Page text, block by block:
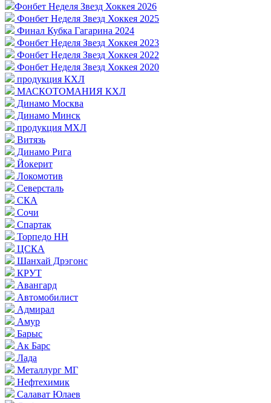
Фонбет Неделя Звезд Хоккея 2026
Фонбет Неделя Звезд Хоккея 2025
Финал Кубка Гагарина 2024
Фонбет Неделя Звезд Хоккея 2023
Фонбет Неделя Звезд Хоккея 2022
Фонбет Неделя Звезд Хоккея 2020
продукция КХЛ
МАСКОТОМАНИЯ КХЛ
Динамо Москва
Динамо Минск
продукция МХЛ
Витязь
Динамо Рига
Йокерит
Локомотив
Северсталь
СКА
Сочи
Спартак
Торпедо НН
ЦСКА
Шанхай Дрэгонс
КРУТ
Авангард
Автомобилист
Адмирал
Амур
Барыс
Ак Барс
Лада
Металлург МГ
Нефтехимик
Салават Юлаев